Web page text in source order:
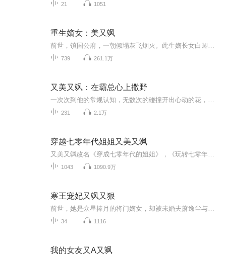
21 1051
重生嫡女：美又飒
739 261.1万
又美又飒：在霸总心上撒野
231 2.1万
穿越七零年代姐姐又美又飒
1043 1090.9万
寒王宠妃又飒又狠
34 1116
我的女友又A又飒